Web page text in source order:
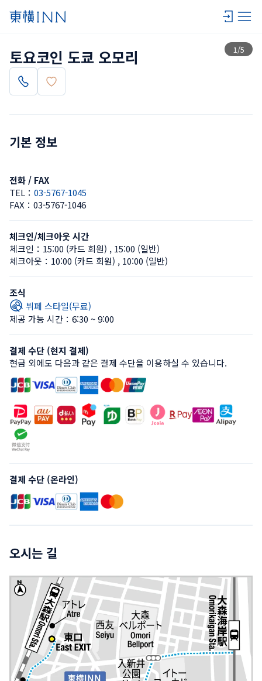
1 /5
목록 보기
토요코인 도쿄 오모리
기본 정보
전화 / FAX
TEL： 03-5767-1045
FAX： 03-5767-1046
체크인/체크아웃 시간
체크인： 15:00 (카드 회원) , 15:00 (일반)
체크아웃： 10:00 (카드 회원) , 10:00 (일반)
조식
뷔페 스타일(무료)
제공 가능 시간：6:30 ~ 9:00
결제 수단 (현지 결제)
현금 외에도 다음과 같은 결제 수단을 이용하실 수 있습니다.
결제 수단 (온라인)
오시는 길